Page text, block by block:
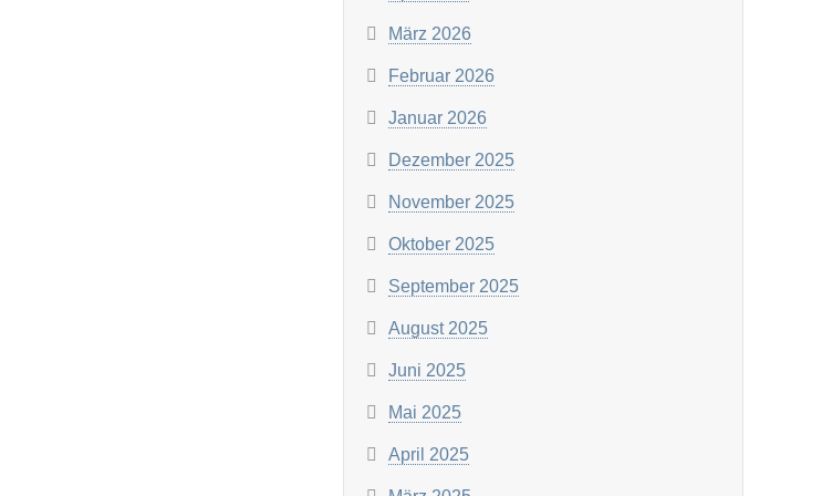
März 2026
Februar 2026
Januar 2026
Dezember 2025
November 2025
Oktober 2025
September 2025
August 2025
Juni 2025
Mai 2025
April 2025